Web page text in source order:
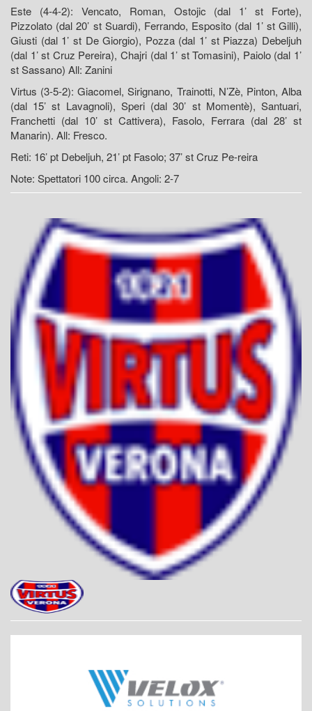
Este (4-4-2): Vencato, Roman, Ostojic (dal 1’ st Forte),
Pizzolato (dal 20’ st Suardi), Ferrando, Esposito (dal 1’ st Gilli),
Giusti (dal 1’ st De Giorgio), Pozza (dal 1’ st Piazza) Debeljuh
(dal 1’ st Cruz Pereira), Chajri (dal 1’ st Tomasini), Paiolo (dal 1’
st Sassano) All: Zanini
Virtus (3-5-2): Giacomel, Sirignano, Trainotti, N’Zè, Pinton, Alba
(dal 15’ st Lavagnoli), Speri (dal 30’ st Momentè), Santuari,
Franchetti (dal 10’ st Cattivera), Fasolo, Ferrara (dal 28’ st
Manarin). All: Fresco.
Reti: 16’ pt Debeljuh, 21’ pt Fasolo; 37’ st Cruz Pe-reira
Note: Spettatori 100 circa. Angoli: 2-7